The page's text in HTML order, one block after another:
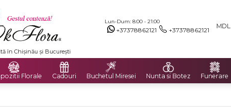
Lun-Dum: 8:00 - 21:00
+37378862121 +37378862121 MDL
în Chișinău și București
Florale Cadouri Buchetul Miresei Nunta si Botez Funerare